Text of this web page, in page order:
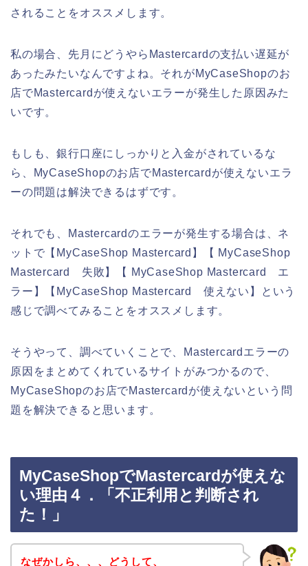
されることをオススメします。
私の場合、先月にどうやらMastercardの支払い遅延が
あったみたいなんですよね。それがMyCaseShopのお
店でMastercardが使えないエラーが発生した原因みた
いです。
もしも、銀行口座にしっかりと入金がされているな
ら、MyCaseShopのお店でMastercardが使えないエラ
ーの問題は解決できるはずです。
それでも、Mastercardのエラーが発生する場合は、ネ
ットで【MyCaseShop Mastercard】【 MyCaseShop
Mastercard 失敗】【 MyCaseShop Mastercard エ
ラー】【MyCaseShop Mastercard 使えない】という
感じで調べてみることをオススメします。
そうやって、調べていくことで、Mastercardエラーの
原因をまとめてくれているサイトがみつかるので、
MyCaseShopのお店でMastercardが使えないという問
題を解決できると思います。
MyCaseShopでMastercardが使えな
い理由４．「不正利用と判断され
た！」
なぜかしら、、、どうして、